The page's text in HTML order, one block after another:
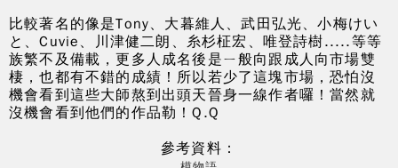
比較著名的像是Tony、大暮維人、武田弘光、小梅けい
と、Cuvie、川津健二朗、糸杉柾宏、唯登詩樹.....等等
族繁不及備載，更多人成名後是ㄧ般向跟成人向市場雙
棲，也都有不錯的成績！所以若少了這塊市場，恐怕沒
機會看到這些大師熬到出頭天晉身一線作者囉！當然就
沒機會看到他們的作品勒！Q.Q
參考資料：